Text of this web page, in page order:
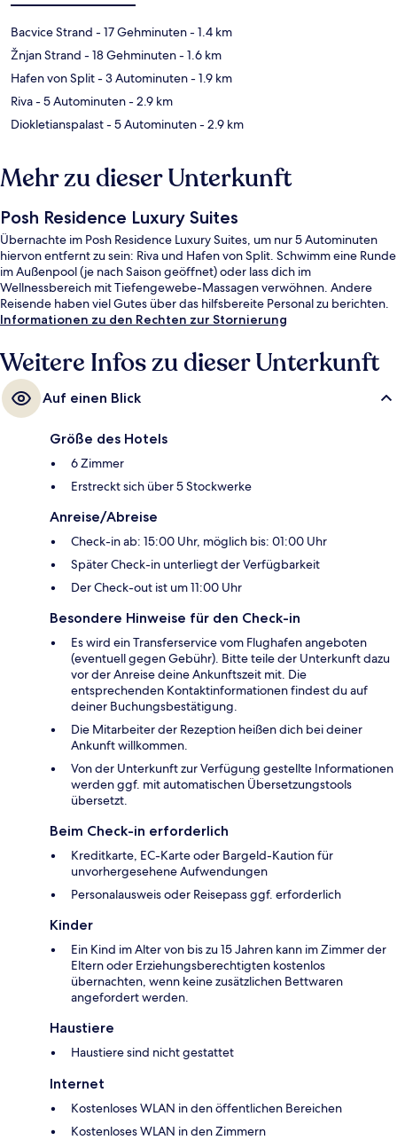
Bacvice Strand - 17 Gehminuten- 1.4 km
Žnjan Strand - 18 Gehminuten- 1.6 km
Hafen von Split- 3 Autominuten- 1.9 km
Riva- 5 Autominuten- 2.9 km
Diokletianspalast- 5 Autominuten- 2.9 km
Mehr zu dieser Unterkunft
Posh Residence Luxury Suites
Übernachte im Posh Residence Luxury Suites, um nur 5 Autominuten
hiervon entfernt zu sein: Riva und Hafen von Split. Schwimm eine Runde
im Außenpool (je nach Saison geöffnet) oder lass dich im
Wellnessbereich mit Tiefengewebe-Massagen verwöhnen. Andere
Reisende haben viel Gutes über das hilfsbereite Personal zu berichten.
Informationen zu den Rechten zur Stornierung
Weitere Infos zu dieser Unterkunft
Auf einen Blick
Größe des Hotels
6 Zimmer
Erstreckt sich über 5 Stockwerke
Anreise/Abreise
Check-in ab: 15:00 Uhr, möglich bis: 01:00 Uhr
Später Check-in unterliegt der Verfügbarkeit
Der Check-out ist um 11:00 Uhr
Besondere Hinweise für den Check-in
Es wird ein Transferservice vom Flughafen angeboten
(eventuell gegen Gebühr). Bitte teile der Unterkunft dazu
vor der Anreise deine Ankunftszeit mit. Die
entsprechenden Kontaktinformationen findest du auf
deiner Buchungsbestätigung.
Die Mitarbeiter der Rezeption heißen dich bei deiner
Ankunft willkommen.
Von der Unterkunft zur Verfügung gestellte Informationen
werden ggf. mit automatischen Übersetzungstools
übersetzt.
Beim Check-in erforderlich
Kreditkarte, EC-Karte oder Bargeld-Kaution für
unvorhergesehene Aufwendungen
Personalausweis oder Reisepass ggf. erforderlich
Kinder
Ein Kind im Alter von bis zu 15 Jahren kann im Zimmer der
Eltern oder Erziehungsberechtigten kostenlos
übernachten, wenn keine zusätzlichen Bettwaren
angefordert werden.
Haustiere
Haustiere sind nicht gestattet
Internet
Kostenloses WLAN in den öffentlichen Bereichen
Kostenloses WLAN in den Zimmern